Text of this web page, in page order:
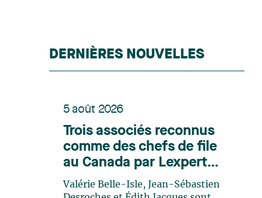
DERNIÈRES NOUVELLES
5 août 2026
Trois associés reconnus
comme des chefs de file
au Canada par Lexpert
dans son édition spéciale
en énergie
Valérie Belle-Isle, Jean-Sébastien